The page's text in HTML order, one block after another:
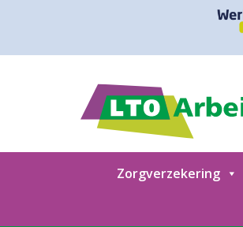
Zorgverzekering